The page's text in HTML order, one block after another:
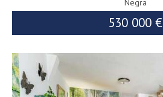
Negra
530 000 €